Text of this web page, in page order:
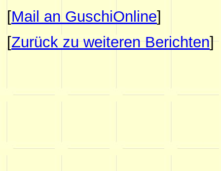
[Mail an GuschiOnline]
[Zurück zu weiteren Berichten]